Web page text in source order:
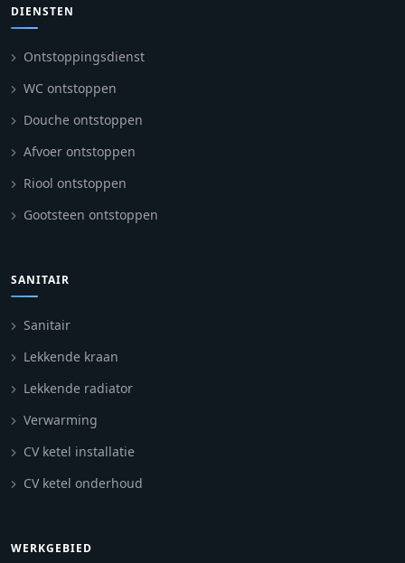
DIENSTEN
Ontstoppingsdienst
WC ontstoppen
Douche ontstoppen
Afvoer ontstoppen
Riool ontstoppen
Gootsteen ontstoppen
SANITAIR
Sanitair
Lekkende kraan
Lekkende radiator
Verwarming
CV ketel installatie
CV ketel onderhoud
WERKGEBIED